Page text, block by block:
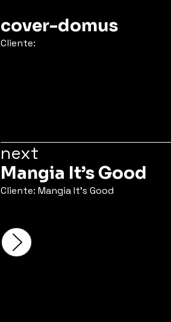
cover-domus
Cliente:
next
Mangia It’s Good
Cliente: Mangia It's Good